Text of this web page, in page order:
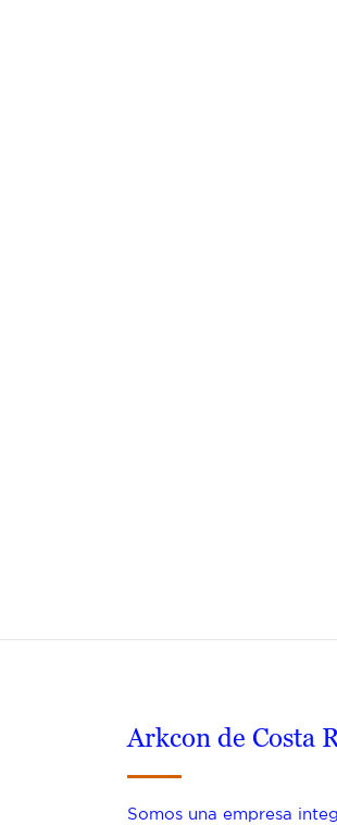
Arkcon de Costa
Somos una empresa